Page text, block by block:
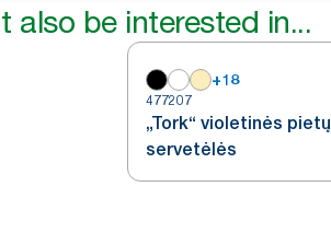
also be interested in...
+18
477207
„Tork“ violetinės pietų
servetėlės